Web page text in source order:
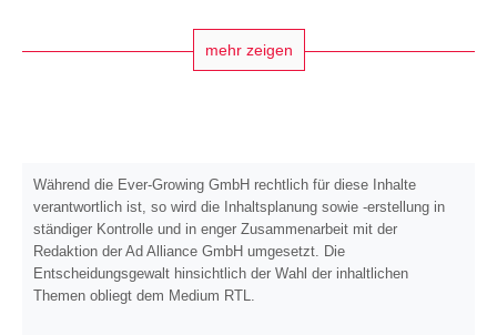
mehr zeigen
Während die Ever-Growing GmbH rechtlich für diese Inhalte
verantwortlich ist, so wird die Inhaltsplanung sowie -erstellung in
ständiger Kontrolle und in enger Zusammenarbeit mit der
Redaktion der Ad Alliance GmbH umgesetzt. Die
Entscheidungsgewalt hinsichtlich der Wahl der inhaltlichen
Themen obliegt dem Medium RTL.